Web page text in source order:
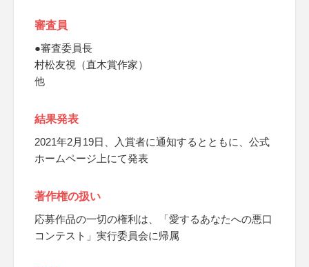
審査員
●審査委員長
村松友視（直木賞作家）
他
結果発表
2021年2月19日、入賞者に通知するとともに、公式
ホームページ上にて発表
著作権の扱い
応募作品の一切の権利は、「愛するあなたへの悪口
コンテスト」実行委員会に帰属